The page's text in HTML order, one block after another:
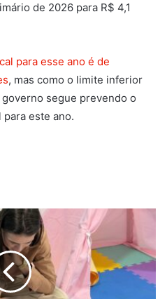
de 2026 para R$ 4,1
para esse ano é de
, mas como o limite inferior
segue prevendo o
este ano.